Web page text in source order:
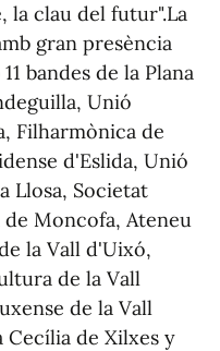
la clau del futur".La
gran presència
bandes de la Plana
Unió
Filharmònica de
d'Eslida, Unió
Llosa, Societat
Moncofa, Ateneu
la Vall d'Uixó,
de la Vall
de la Vall
de Xilxes y